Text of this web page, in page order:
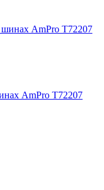
AmPro T72207